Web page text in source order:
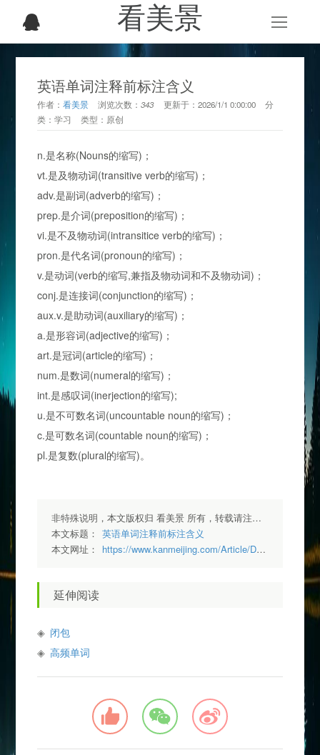
看美景
英语单词注释前标注含义
作者：看美景 浏览次数：343 更新于：2026/1/1 0:00:00
分
类：学习 类型： 原创
n.是名称(Nouns的缩写)；
vt.是及物动词(transitive verb的缩写)；
adv.是副词(adverb的缩写)；
prep.是介词(preposition的缩写)；
vi.是不及物动词(intransitice verb的缩写)；
pron.是代名词(pronoun的缩写)；
v.是动词(verb的缩写,兼指及物动词和不及物动词)；
conj.是连接词(conjunction的缩写)；
aux.v.是助动词(auxiliary的缩写)；
a.是形容词(adjective的缩写)；
art.是冠词(article的缩写)；
num.是数词(numeral的缩写)；
int.是感叹词(inerjection的缩写);
u.是不可数名词(uncountable noun的缩写)；
c.是可数名词(countable noun的缩写)；
pl.是复数(plural的缩写)。
非特殊说明，本文版权归 看美景 所有，转载请注明出处.
本文标题：
英语单词注释前标注含义
本文网址：
https://www.kanmeijing.com/Article/Detail/21
延伸阅读
闭包
高频单词